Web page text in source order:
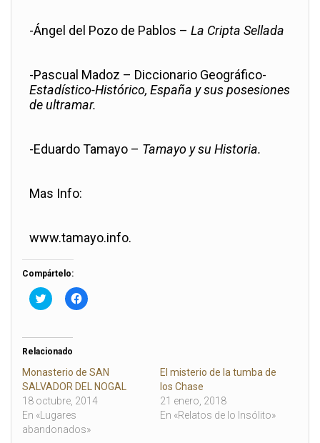
-Ángel del Pozo de Pablos – La Cripta Sellada
-Pascual Madoz – Diccionario Geográfico-
Estadístico-Histórico, España y sus posesiones
de ultramar.
-Eduardo Tamayo – Tamayo y su Historia.
Mas Info:
www.tamayo.info.
Compártelo:
H
a
c
a
r
a
c
o
m
p
a
H
a
a
r
a
c
o
p
a
Relacionado
Monasterio de SAN
SALVADOR DEL NOGAL
18 octubre, 2014
En «Lugares
abandonados»
El misterio de la tumba de
los Chase
21 enero, 2018
En «Relatos de lo Insólito»